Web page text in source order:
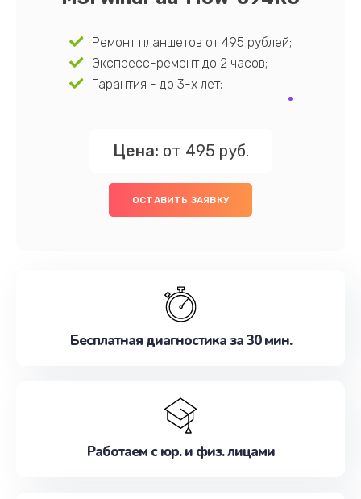
Ремонт планшетов от 495 рублей;
Экспресс-ремонт до 2 часов;
Гарантия - до 3-х лет;
Цена: от 495 руб.
ОСТАВИТЬ ЗАЯВКУ
Бесплатная диагностика за 30 мин.
Работаем с юр. и физ. лицами